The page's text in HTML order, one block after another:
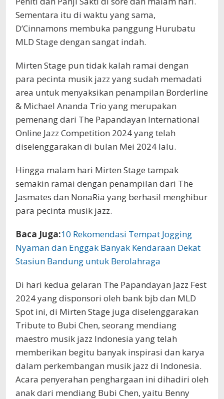
Sementara itu di waktu yang sama,
D’Cinnamons membuka panggung Hurubatu
MLD Stage dengan sangat indah.
Mirten Stage pun tidak kalah ramai dengan
para pecinta musik jazz yang sudah memadati
area untuk menyaksikan penampilan Borderline
& Michael Ananda Trio yang merupakan
pemenang dari The Papandayan International
Online Jazz Competition 2024 yang telah
diselenggarakan di bulan Mei 2024 lalu.
Hingga malam hari Mirten Stage tampak
semakin ramai dengan penampilan dari The
Jasmates dan NonaRia yang berhasil menghibur
para pecinta musik jazz.
Baca Juga:10 Rekomendasi Tempat Jogging
Nyaman dan Enggak Banyak Kendaraan Dekat
Stasiun Bandung untuk Berolahraga
Di hari kedua gelaran The Papandayan Jazz Fest
2024 yang disponsori oleh bank bjb dan MLD
Spot ini, di Mirten Stage juga diselenggarakan
Tribute to Bubi Chen, seorang mendiang
maestro musik jazz Indonesia yang telah
memberikan begitu banyak inspirasi dan karya
dalam perkembangan musik jazz di Indonesia.
Acara penyerahan penghargaan ini dihadiri oleh
anak dari mendiang Bubi Chen, yaitu Benny